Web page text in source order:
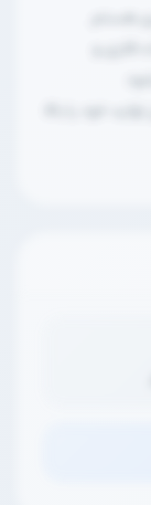
هستم
و
خود را بالا